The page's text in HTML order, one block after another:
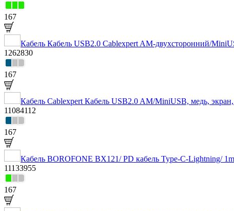
167
Кабель Кабель USB2.0 Cablexpert AM-двухсторонний/
1262830
167
Кабель Cablexpert Кабель USB2.0 AM/MiniUSB, медь,
11084112
167
Кабель BOROFONE BX121/ PD кабель Type-C-Lightning/
11133955
167